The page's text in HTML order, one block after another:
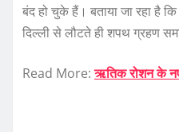
बंद हो चुके हैं। बताया जा रहा है
दिल्ली से लौटते ही शपथ ग्रहण
Read More:ऋतिक रोशन के